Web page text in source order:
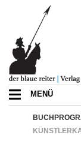
MENÜ